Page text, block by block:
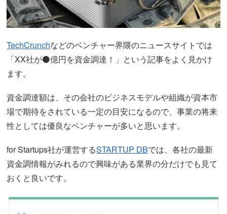
TechCrunchなどのベンチャー界隈のニュースサイトでは
「XX社が⚫億円を資金調達！」という記事をよく見かけ
ます。
資金調達額は、その会社のビジネスモデルや組織が資本市
場で期待をされている一定の目安になるので、事業の将来
性としては優良なベンチャーが多いと思います。
for Startups社が運営するSTARTUP DBでは、各社の最新
資金調情報がみれるので興味がある業界の分だけでも見て
おくと良いです。